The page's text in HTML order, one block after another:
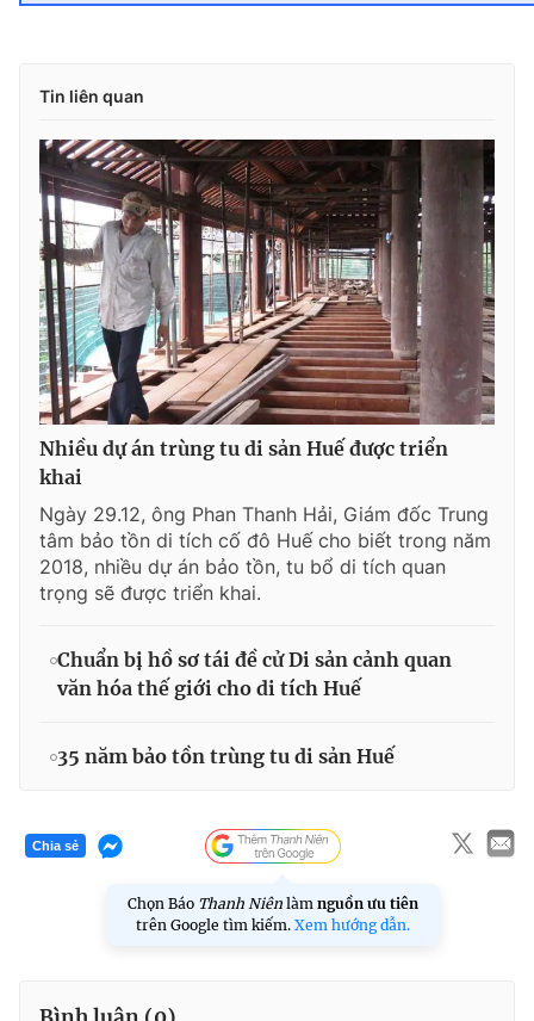
Tin liên quan
Nhiều dự án trùng tu di sản Huế được triển
khai
Ngày 29.12, ông Phan Thanh Hải, Giám đốc Trung
tâm bảo tồn di tích cố đô Huế cho biết trong năm
2018, nhiều dự án bảo tồn, tu bổ di tích quan
trọng sẽ được triển khai.
Chuẩn bị hồ sơ tái đề cử Di sản cảnh quan
văn hóa thế giới cho di tích Huế
35 năm bảo tồn trùng tu di sản Huế
Chia sẻ
Chọn Báo Thanh Niên làm nguồn ưu tiên
trên Google tìm kiếm. Xem hướng dẫn.